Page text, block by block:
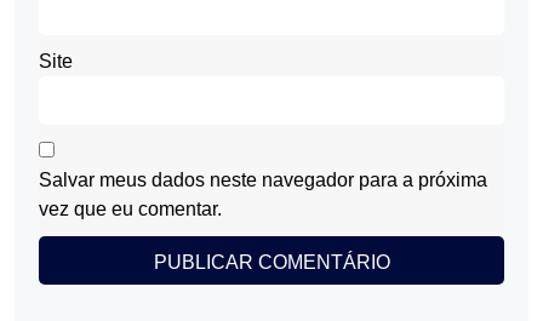
Site
Salvar meus dados neste navegador para a próxima
vez que eu comentar.